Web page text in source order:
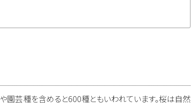
園芸種を含めると600種ともいわれています。桜は自然